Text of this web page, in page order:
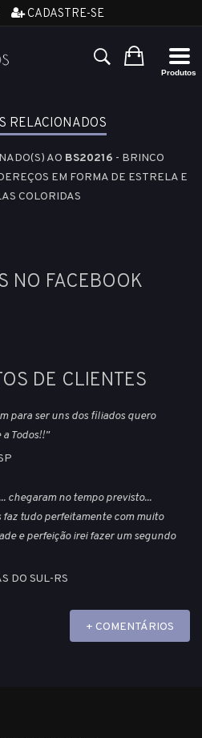
CADASTRE-SE
RELACIONADOS
AO BS20216 - BRINCO
EM FORMA DE ESTRELA E
COLORIDAS
NO FACEBOOK
DE CLIENTES
para ser uns dos filiados quero
Todos!!"
chegaram no tempo previsto...
tudo perfeitamente com muito
e perfeição irei fazer um segundo
DO SUL-RS
+ COMENTÁRIOS